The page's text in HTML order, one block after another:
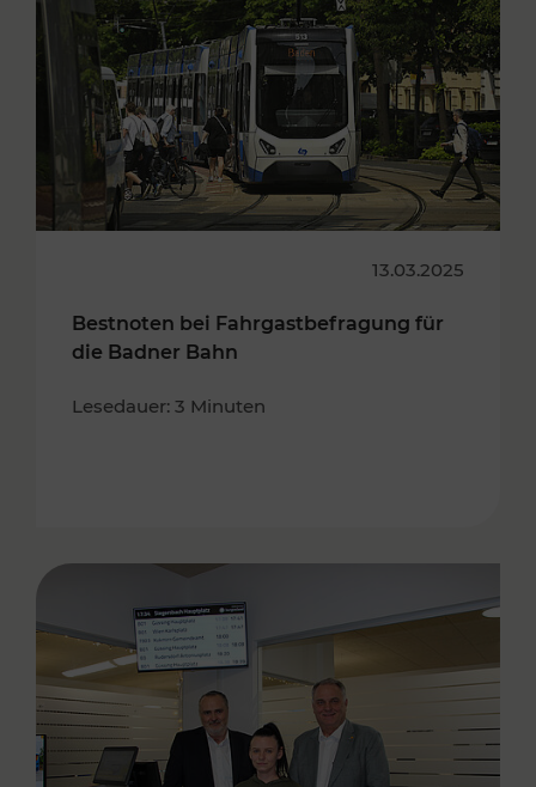
13.03.2025
Bestnoten bei Fahrgastbefragung für
die Badner Bahn
Lesedauer: 3 Minuten